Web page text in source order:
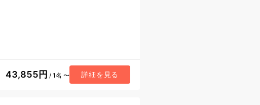
43,855円 / 1名 〜 詳細を見る